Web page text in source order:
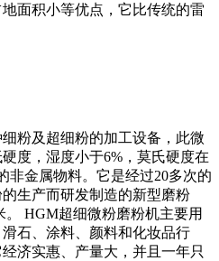
面积小等优点，它比传统的雷
粉及超细粉的加工设备，此微
度，湿度小于6%，莫氏硬度在
非金属物料。它是经过20多次的
生产而研发制造的新型磨粉
。 HGM超细微粉磨粉机主要用
石、涂料、颜料和化妆品行
济实惠、产量大，并且一年只